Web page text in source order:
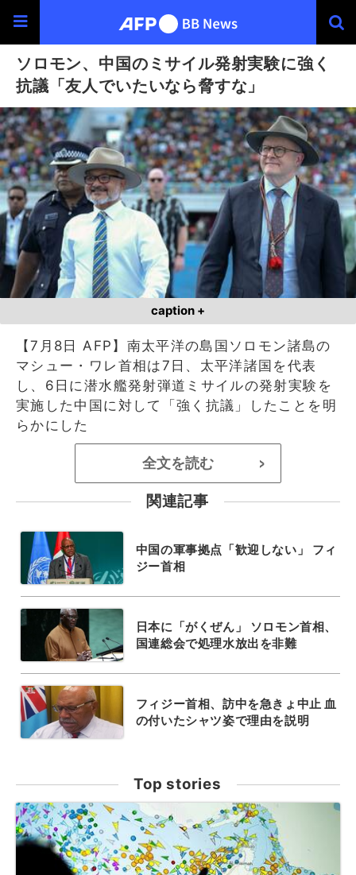
ソロモン、中国のミサイル発射実験に強く
抗議「友人でいたいなら脅すな」
caption +
【7月8日 AFP】南太平洋の島国ソロモン諸島の
マシュー・ワレ首相は7日、太平洋諸国を代表
し、6日に潜水艦発射弾道ミサイルの発射実験を
実施した中国に対して「強く抗議」したことを明
らかにした
全文を読む >
関連記事
中国の軍事拠点「歓迎しない」 フィ
ジー首相
日本に「がくぜん」 ソロモン首相、
国連総会で処理水放出を非難
フィジー首相、訪中を急きょ中止 血
の付いたシャツ姿で理由を説明
Top stories